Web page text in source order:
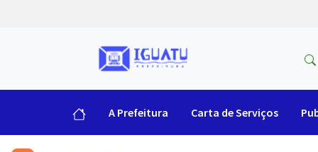
A Prefeitura Carta de Serviços